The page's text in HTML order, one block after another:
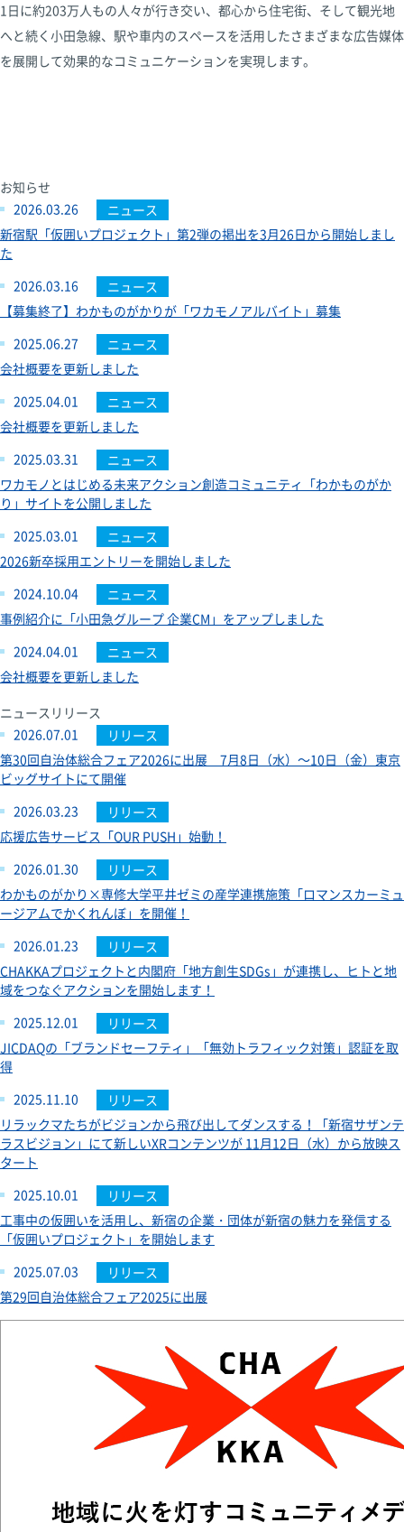
1日に約203万人もの人々が行き交い、都心から住宅街、そして観光地
へと続く小田急線、駅や車内のスペースを活用したさまざまな広告媒体
を展開して効果的なコミュニケーションを実現します。
お知らせ
2026.03.26
ニュース
新宿駅「仮囲いプロジェクト」第2弾の掲出を3月26日から開始しまし
た
2026.03.16
ニュース
【募集終了】わかものがかりが「ワカモノアルバイト」募集
2025.06.27
ニュース
会社概要を更新しました
2025.04.01
ニュース
会社概要を更新しました
2025.03.31
ニュース
ワカモノとはじめる未来アクション創造コミュニティ「わかものがか
り」サイトを公開しました
2025.03.01
ニュース
2026新卒採用エントリーを開始しました
2024.10.04
ニュース
事例紹介に「小田急グループ 企業CM」をアップしました
2024.04.01
ニュース
会社概要を更新しました
ニュースリリース
2026.07.01
リリース
第30回自治体総合フェア2026に出展 7月8日（水）～10日（金）東京
ビッグサイトにて開催
2026.03.23
リリース
応援広告サービス「OUR PUSH」始動！
2026.01.30
リリース
わかものがかり×専修大学平井ゼミの産学連携施策「ロマンスカーミュ
ージアムでかくれんぼ」を開催！
2026.01.23
リリース
CHAKKAプロジェクトと内閣府「地方創生SDGs」が連携し、ヒトと地
域をつなぐアクションを開始します！
2025.12.01
リリース
JICDAQの「ブランドセーフティ」「無効トラフィック対策」認証を取
得
2025.11.10
リリース
リラックマたちがビジョンから飛び出してダンスする！「新宿サザンテ
ラスビジョン」にて新しいXRコンテンツが 11月12日（水）から放映ス
タート
2025.10.01
リリース
工事中の仮囲いを活用し、新宿の企業・団体が新宿の魅力を発信する
「仮囲いプロジェクト」を開始します
2025.07.03
リリース
第29回自治体総合フェア2025に出展